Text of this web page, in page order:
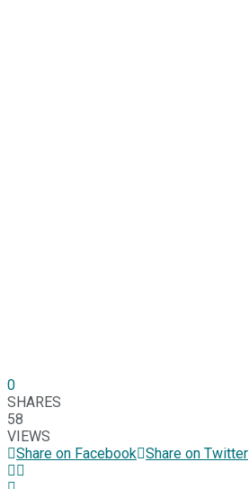
0
SHARES
58
VIEWS
Share on Facebook Share on Twitter